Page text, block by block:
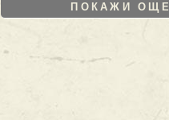
ПОКАЖИ ОЩЕ